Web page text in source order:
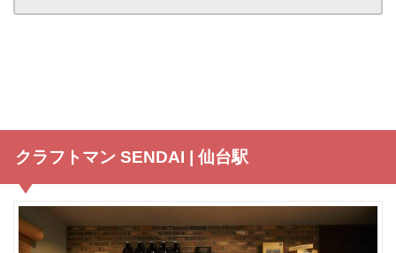
クラフトマン SENDAI | 仙台駅